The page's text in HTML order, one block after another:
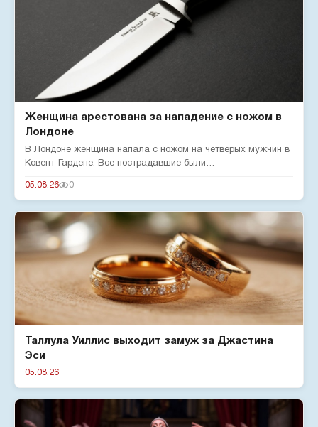
Женщина арестована за нападение с ножом в
Лондоне
В Лондоне женщина напала с ножом на четверых мужчин в
Ковент-Гардене. Все пострадавшие были
05.08.26 0
Таллула Уиллис выходит замуж за Джастина
Эси
05.08.26